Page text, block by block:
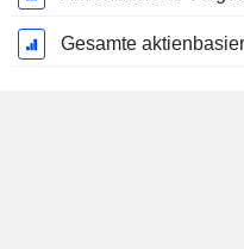
Gesamte